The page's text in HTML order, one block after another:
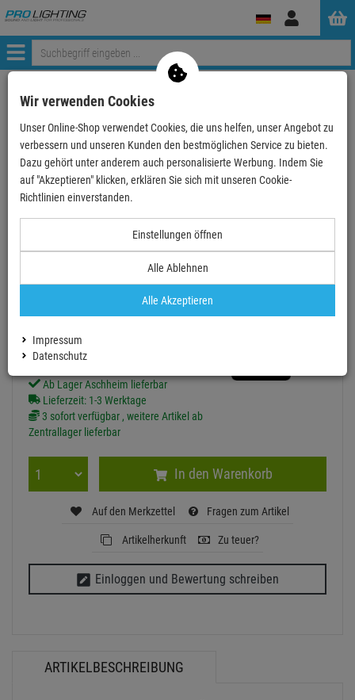
Anmelden
Menü
Weiter einkaufen ProLighting
Eurolite Spiegelkugel 40cm
Eurolite Spiegelkugel 40cm
Artikel-Nummer:5010100A
/ Monat
63,90 €
inkl. MwSt. zzgl Versand - frei ab 90,-€ in DE
Ab Lager Aschheim lieferbar
Lieferzeit: 1-3 Werktage
3 sofort verfügbar , weitere Artikel ab
Zentrallager lieferbar
In den Warenkorb
Auf den Merkzettel Fragen zum Artikel
Artikelherkunft Zu teuer?
Einloggen und Bewertung schreiben
ARTIKELBESCHREIBUNG
Wir verwenden Cookies
Unser Online-Shop verwendet Cookies, die uns helfen, unser Angebot zu
verbessern und unseren Kunden den bestmöglichen Service zu bieten.
Dazu gehört unter anderem auch personalisierte Werbung. Indem Sie
auf "Akzeptieren" klicken, erklären Sie sich mit unseren Cookie-
Richtlinien einverstanden.
Einstellungen öffnen
Alle Ablehnen
Alle Akzeptieren
Impressum
Datenschutz